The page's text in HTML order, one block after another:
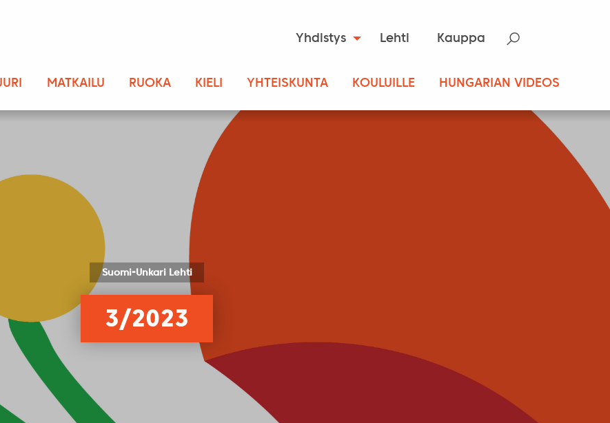
Yhdistys Lehti Kauppa
MATKAILU RUOKA KIELI YHTEISKUNTA KOULUILLE HUNGARIAN VIDEOS
Suomi-Unkari Lehti
3/2023